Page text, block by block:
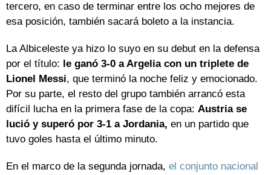
tercero, en caso de terminar entre los ocho mejores de
esa posición, también sacará boleto a la instancia.
La Albiceleste ya hizo lo suyo en su debut en la defensa
por el título: le ganó 3-0 a Argelia con un triplete de
Lionel Messi, que terminó la noche feliz y emocionado.
Por su parte, el resto del grupo también arrancó esta
difícil lucha en la primera fase de la copa: Austria se
lució y superó por 3-1 a Jordania, en un partido que
tuvo goles hasta el último minuto.
En el marco de la segunda jornada, el conjunto nacional